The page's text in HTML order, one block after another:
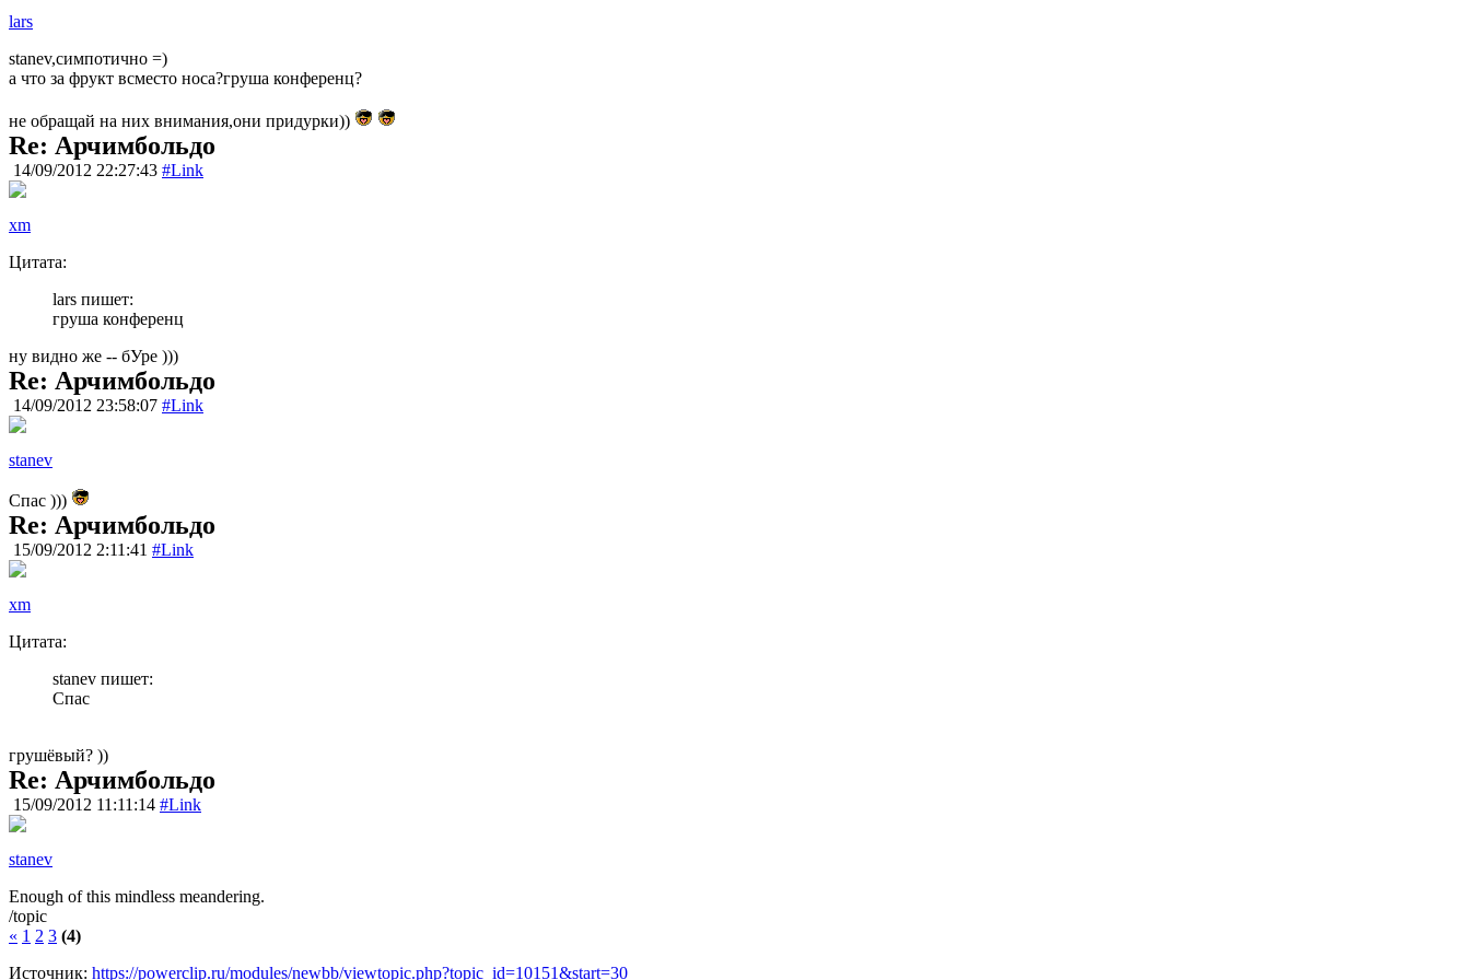
lars
stanev,симпотично =)
а что за фрукт всместо носа?груша конференц?
не обращай на них внимания,они придурки))
Re: Арчимбольдо
14/09/2012 22:27:43 #Link
xm
Цитата:
lars пишет:
груша конференц
ну видно же -- бУре )))
Re: Арчимбольдо
14/09/2012 23:58:07 #Link
stanev
Спас )))
Re: Арчимбольдо
15/09/2012 2:11:41 #Link
xm
Цитата:
stanev пишет:
Спас
грушёвый? ))
Re: Арчимбольдо
15/09/2012 11:11:14 #Link
stanev
Enough of this mindless meandering.
/topic
« 1 2 3 (4)
Источник: https://powerclip.ru/modules/newbb/viewtopic.php?topic_id=10151&start=30